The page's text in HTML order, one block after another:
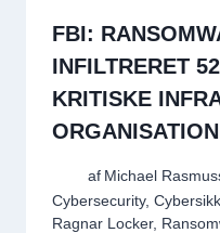
FBI:
INFILTRERET
KRITISKE
af Michael
Cybersecurity,
Ragnar Locker,